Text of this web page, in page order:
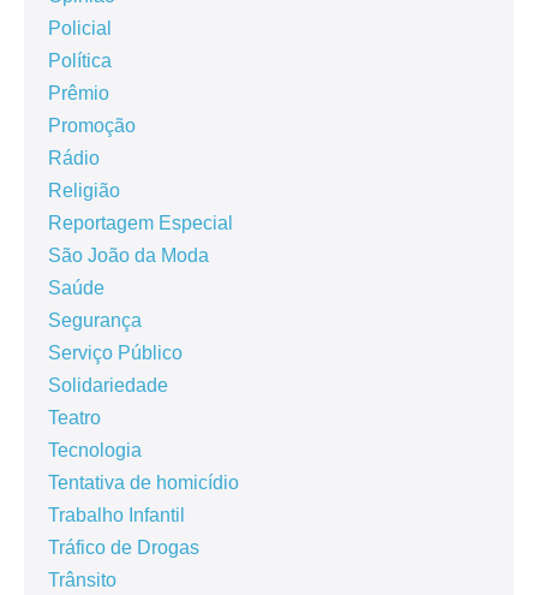
Policial
Política
Prêmio
Promoção
Rádio
Religião
Reportagem Especial
São João da Moda
Saúde
Segurança
Serviço Público
Solidariedade
Teatro
Tecnologia
Tentativa de homicídio
Trabalho Infantil
Tráfico de Drogas
Trânsito